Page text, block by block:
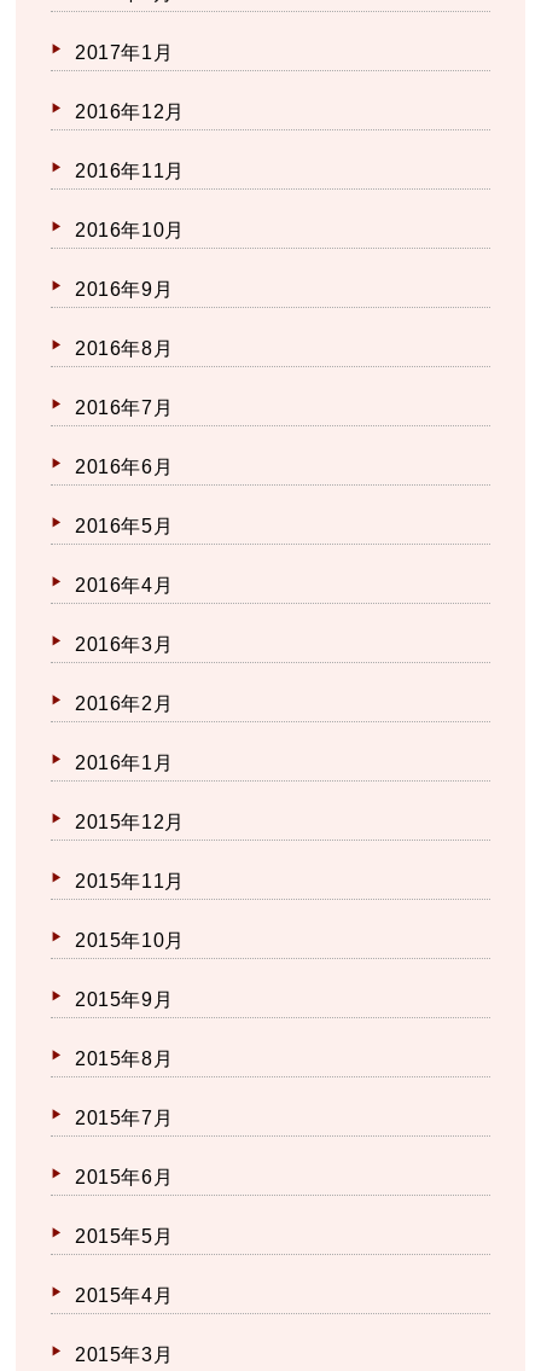
2017年1月
2016年12月
2016年11月
2016年10月
2016年9月
2016年8月
2016年7月
2016年6月
2016年5月
2016年4月
2016年3月
2016年2月
2016年1月
2015年12月
2015年11月
2015年10月
2015年9月
2015年8月
2015年7月
2015年6月
2015年5月
2015年4月
2015年3月